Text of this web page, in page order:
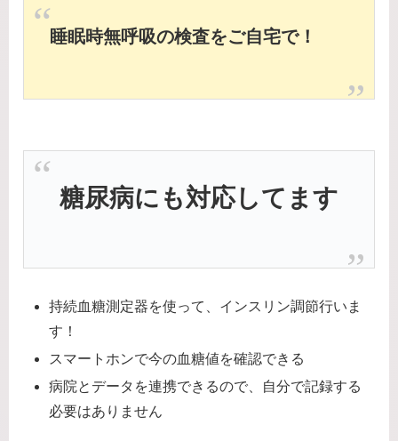
睡眠時無呼吸の検査をご自宅で！
糖尿病にも対応してます
持続血糖測定器を使って、インスリン調節行いま
す！
スマートホンで今の血糖値を確認できる
病院とデータを連携できるので、自分で記録する
必要はありません